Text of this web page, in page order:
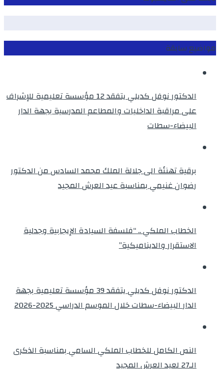
مواضيع سابقة
الدكتور نوفل كديلي يتفقد 12 مؤسسة تعليمية للإشراف
على مراقبة الداخليات والمطاعم المدرسية بجهة الدار
البيضاء-سطات
برقية تهنئة الى جلالة الملك محمد السادس من الدكتور
رضوان غنيمي بمناسبة عيد العرش المجيد
الخطاب الملكي .. “فلسفة السيادة الإيجابية وجدلية
الاستقرار والديناميكية”
الدكتور نوفل كديلي يتفقد 39 مؤسسة تعليمية بجهة
الدار البيضاء-سطات خلال الموسم الدراسي 2025-2026
النص الكامل للخطاب الملكي السامي بمناسبة الذكرى
الـ27 لعيد العرش المجيد